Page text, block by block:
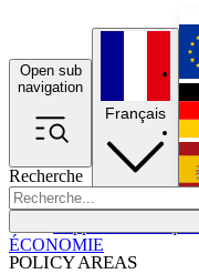
Open sub
navigation
Recherche
POLICY AREAS
Français
ÉCONOMIE